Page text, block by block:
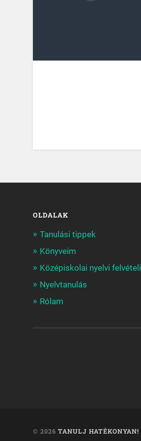
OLDALAK
Tanulási tippek
Könyveim
Középiskolai nyelvi felvételi
Nyelvtanulás
Rólam
© 2026TANULJ HATÉKONYAN!